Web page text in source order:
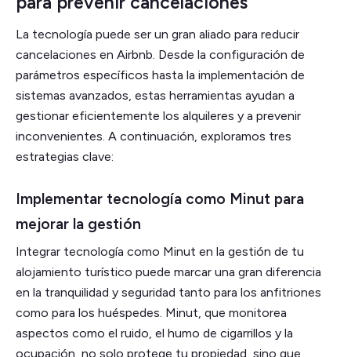
La tecnología puede ser un gran aliado para reducir
cancelaciones en Airbnb. Desde la configuración de
parámetros específicos hasta la implementación de
sistemas avanzados, estas herramientas ayudan a
gestionar eficientemente los alquileres y a prevenir
inconvenientes. A continuación, exploramos tres
estrategias clave:
Implementar tecnología como Minut para
mejorar la gestión
Integrar tecnología como Minut en la gestión de tu
alojamiento turístico puede marcar una gran diferencia
en la tranquilidad y seguridad tanto para los anfitriones
como para los huéspedes. Minut, que monitorea
aspectos como el ruido, el humo de cigarrillos y la
ocupación, no solo protege tu propiedad, sino que